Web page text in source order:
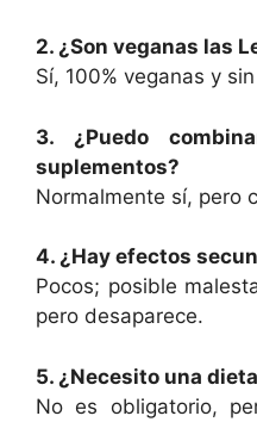
2. ¿Son veganas las
Sí, 100% veganas y
3. ¿Puedo
suplementos?
Normalmente sí, pero
4. ¿Hay efectos
Pocos; posible
pero desaparece.
5. ¿Necesito una
No es obligatorio,